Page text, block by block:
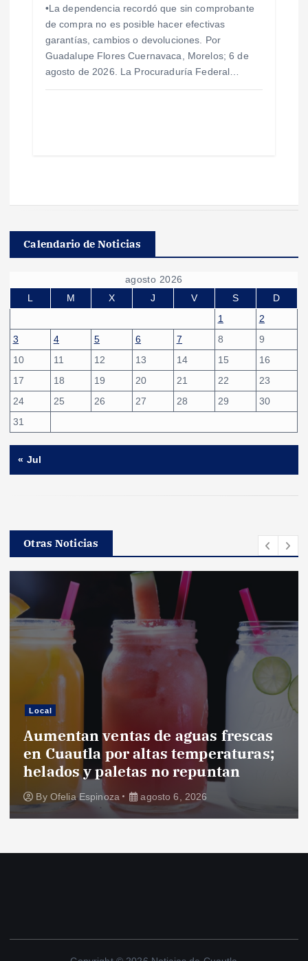
•La dependencia recordó que sin comprobante
de compra no es posible hacer efectivas
garantías, cambios o devoluciones. Por
Guadalupe Flores Cuernavaca, Morelos; 6 de
agosto de 2026. La Procuraduría Federal…
Calendario de Noticias
agosto 2026
L
M X J V S
D
1
2
3
4 5 6 7 8
9
10
11 12 13 14 15
16
17
18 19 20 21 22
23
24
25 26 27 28 29
30
31
« Jul
Otras Noticias
Local
Aumentan ventas de aguas frescas
en Cuautla por altas temperaturas;
helados y paletas no repuntan
By Ofelia Espinoza agosto 6, 2026